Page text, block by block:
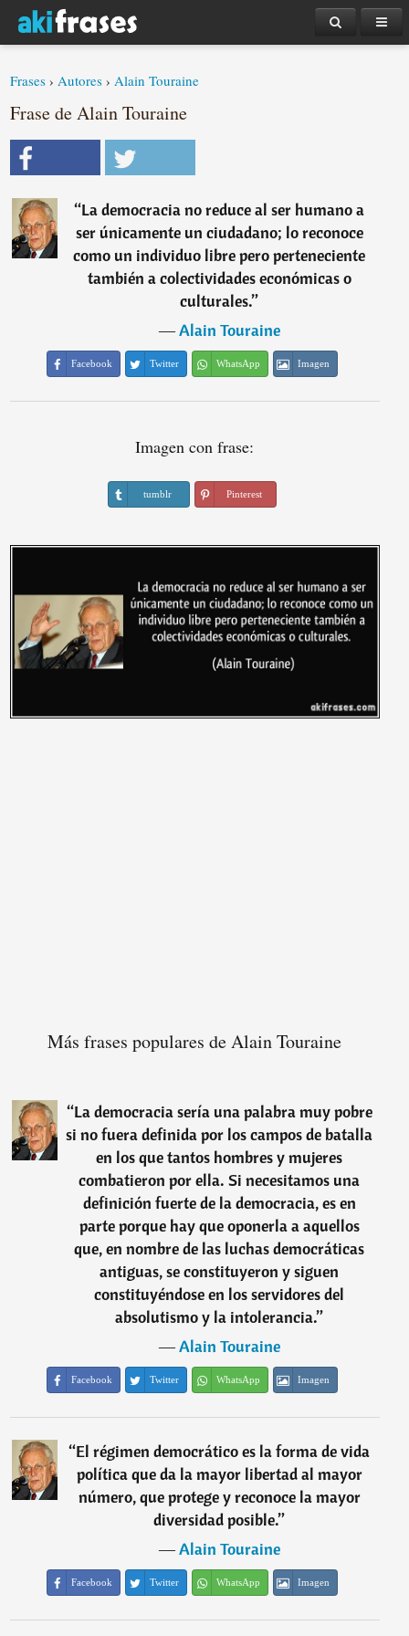
Frases ›Autores ›Alain Touraine
Frase de Alain Touraine
“La democracia no reduce al ser humano a
ser únicamente un ciudadano; lo reconoce
como un individuo libre pero perteneciente
también a colectividades económicas o
culturales.”
―Alain Touraine
Facebook Twitter WhatsApp Imagen
Imagen con frase:
tumblr Pinterest
Más frases populares de Alain Touraine
“La democracia sería una palabra muy pobre
si no fuera definida por los campos de batalla
en los que tantos hombres y mujeres
combatieron por ella. Si necesitamos una
definición fuerte de la democracia, es en
parte porque hay que oponerla a aquellos
que, en nombre de las luchas democráticas
antiguas, se constituyeron y siguen
constituyéndose en los servidores del
absolutismo y la intolerancia.”
―Alain Touraine
Facebook Twitter WhatsApp Imagen
“El régimen democrático es la forma de vida
política que da la mayor libertad al mayor
número, que protege y reconoce la mayor
diversidad posible.”
―Alain Touraine
Facebook Twitter WhatsApp Imagen